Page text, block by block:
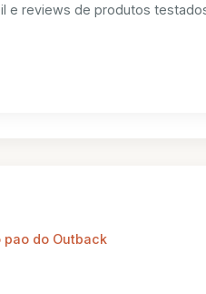
e reviews de produtos
pao do Outback